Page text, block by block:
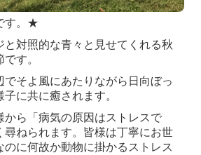
す。★
対照的な青々と見せてくれる秋
す。
でそよ風にあたりながら日向ぼっ
に共に癒されます。
から「病気の原因はストレスで
尋ねられます。皆様は丁寧にお世
のに何故か動物に掛かるストレス